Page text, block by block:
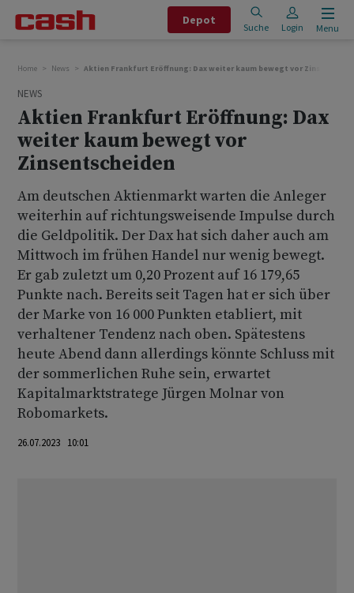
Depot
Suche Login Menu
Home News Aktien Frankfurt Eröffnung: Dax weiter kaum bewegt vor
NEWS
Aktien Frankfurt Eröffnung: Dax
weiter kaum bewegt vor
Zinsentscheiden
Am deutschen Aktienmarkt warten die Anleger
weiterhin auf richtungsweisende Impulse durch
die Geldpolitik. Der Dax hat sich daher auch am
Mittwoch im frühen Handel nur wenig bewegt.
Er gab zuletzt um 0,20 Prozent auf 16 179,65
Punkte nach. Bereits seit Tagen hat er sich über
der Marke von 16 000 Punkten etabliert, mit
verhaltener Tendenz nach oben. Spätestens
heute Abend dann allerdings könnte Schluss mit
der sommerlichen Ruhe sein, erwartet
Kapitalmarktstratege Jürgen Molnar von
Robomarkets.
26.07.2023 10:01